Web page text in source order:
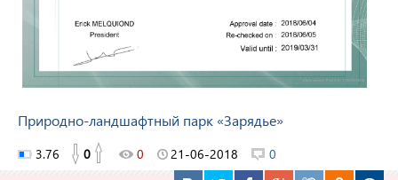
Природно-ландшафтный парк «Зарядье»
3.76 0 0 21-06-2018 0